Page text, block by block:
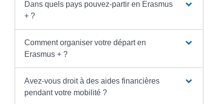
Dans quels pays pouvez-partir en Erasmus
+ ?
Comment organiser votre départ en
Erasmus + ?
Avez-vous droit à des aides financières
pendant votre mobilité ?